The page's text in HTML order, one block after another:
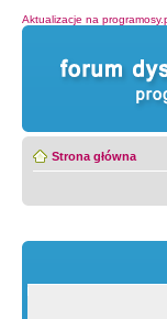
Aktualizacje na
Strona główna